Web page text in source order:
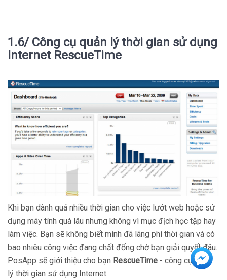
1.6/ Công cụ quản lý thời gian sử dụng
Internet RescueTime
Khi bạn dành quá nhiều thời gian cho việc lướt web hoặc sử
dụng máy tính quá lâu nhưng không vì mục địch học tập hay
làm việc. Bạn sẽ không biết mình đã lãng phí thời gian và có
bao nhiêu công việc đang chất đống chờ bạn giải quyết đâu.
PosApp sẽ giới thiệu cho bạn RescueTime - công cụ quản
lý thời gian sử dụng Internet.